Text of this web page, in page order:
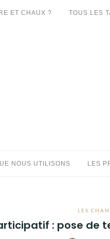
ET CHAUX ? TOUS LES
NOUS UTILISONS LES
LES
: pose de